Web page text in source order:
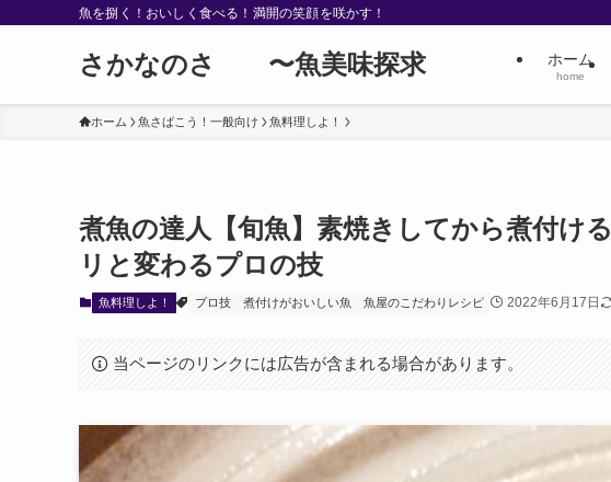
魚を捌く！おいしく食べる！満開の笑顔を咲かす！
さかなのさ 〜魚美味探求 ホーム
home
ホーム 魚さばこう！一般向け 魚料理しよ！
煮魚の達人【旬魚】素焼きしてから煮付け
リと変わるプロの技
魚料理しよ！ プロ技 煮付けがおいしい魚 魚屋のこだわりレシピ 2022年6月17日
当ページのリンクには広告が含まれる場合があります。